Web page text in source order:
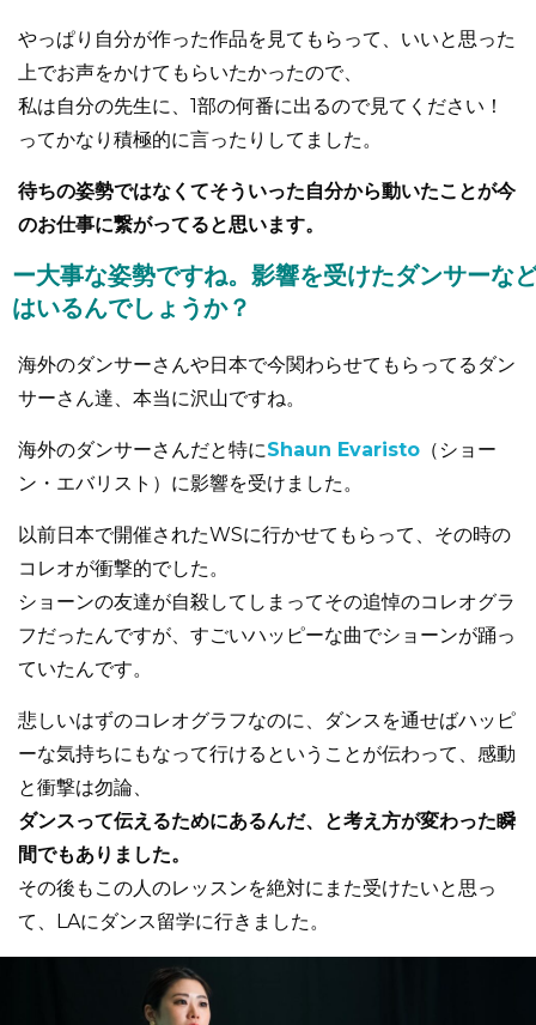
やっぱり自分が作った作品を見てもらって、いいと思った
上でお声をかけてもらいたかったので、
私は自分の先生に、1部の何番に出るので見てください！
ってかなり積極的に言ったりしてました。
待ちの姿勢ではなくてそういった自分から動いたことが今
のお仕事に繋がってると思います。
ー大事な姿勢ですね。影響を受けたダンサーな
はいるんでしょうか？
海外のダンサーさんや日本で今関わらせてもらってるダン
サーさん達、本当に沢山ですね。
海外のダンサーさんだと特にShaun Evaristo （ショー
ン・エバリスト）に影響を受けました。
以前日本で開催されたWSに行かせてもらって、その時の
コレオが衝撃的でした。
ショーンの友達が自殺してしまってその追悼のコレオグラ
フだったんですが、すごいハッピーな曲でショーンが踊っ
ていたんです。
悲しいはずのコレオグラフなのに、ダンスを通せばハッピ
ーな気持ちにもなって行けるということが伝わって、感動
と衝撃は勿論、
ダンスって伝えるためにあるんだ、と考え方が変わった瞬
間でもありました。
その後もこの人のレッスンを絶対にまた受けたいと思っ
て、LAにダンス留学に行きました。